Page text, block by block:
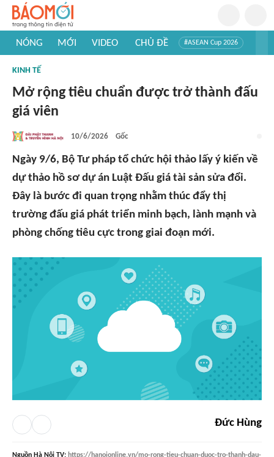
NÓNG MỚI VIDEO CHỦ ĐỀ #ASEAN Cup 2026
#Khám phá thế giới
KINH TẾ
Mở rộng tiêu chuẩn được trở thành đấu
giá viên
10/6/2026 Gốc
Ngày 9/6, Bộ Tư pháp tổ chức hội thảo lấy ý kiến về
dự thảo hồ sơ dự án Luật Đấu giá tài sản sửa đổi.
Đây là bước đi quan trọng nhằm thúc đẩy thị
trường đấu giá phát triển minh bạch, lành mạnh và
phòng chống tiêu cực trong giai đoạn mới.
Đức Hùng
Nguồn Hà Nội TV: https://hanoionline.vn/mo-rong-tieu-chuan-duoc-tro-thanh-dau-